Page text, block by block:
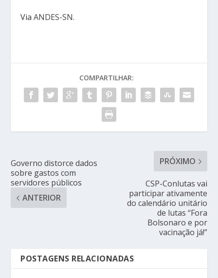
ViaANDES-SN.
COMPARTILHAR:
Governo distorce dados
sobre gastos com
servidores públicos
ANTERIOR
PRÓXIMO
CSP-Conlutas vai
participar ativamente
do calendário unitário
de lutas “Fora
Bolsonaro e por
vacinação já!”
POSTAGENS RELACIONADAS